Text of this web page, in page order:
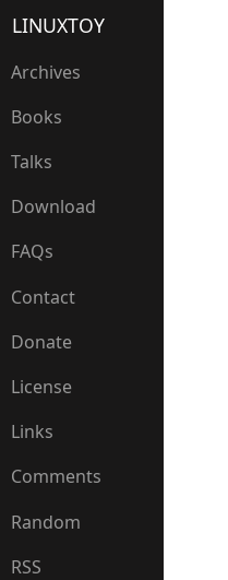
LINUXTOY
Archives
Books
Talks
Download
FAQs
Contact
Donate
License
Links
Comments
Random
RSS